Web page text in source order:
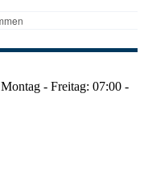
Montag - Freitag: 07:00 -